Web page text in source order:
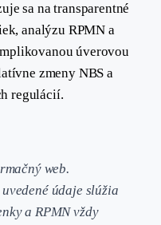
sa na transparentné
analýzu RPMN a
úverovou
zmeny NBS a
regulácií.
web.
údaje slúžia
a RPMN vždy